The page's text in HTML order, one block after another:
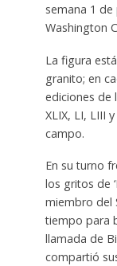
semana 1
Washington
La figura
granito; en
ediciones de
XLIX, LI, LIII
campo.
En su turno
los gritos de
miembro del
tiempo para
llamada de
compartió